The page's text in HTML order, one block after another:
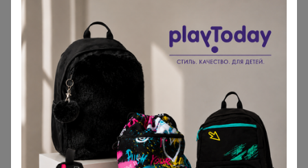
В теме "Infanta&Mooriposh. Одежда для школы "
13 августа, 2025 16:14
Даша
, 0914 их 3 модели...... 0914/1 или 0914К и эта
модель Mooriposh?